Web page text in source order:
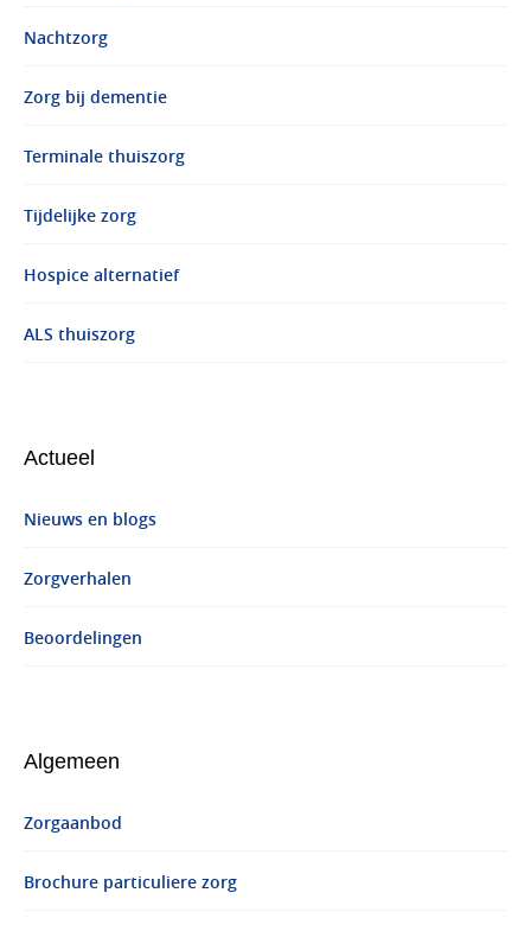
Nachtzorg
Zorg bij dementie
Terminale thuiszorg
Tijdelijke zorg
Hospice alternatief
ALS thuiszorg
Actueel
Nieuws en blogs
Zorgverhalen
Beoordelingen
Algemeen
Zorgaanbod
Brochure particuliere zorg